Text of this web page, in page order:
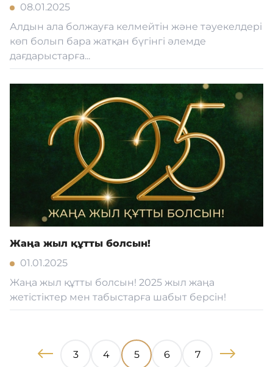
08.01.2025
Алдын ала болжауға келмейтін және тәуекелдері
көп болып бара жатқан бүгінгі әлемде
дағдарыстарға...
Жаңа жыл құтты болсын!
01.01.2025
Жаңа жыл құтты болсын! 2025 жыл жаңа
жетістіктер мен табыстарға шабыт берсін!
3 4 5 6 7